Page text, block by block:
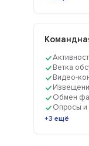
Ветка
Видео-
Обмен
Опросы и
+3 ещё